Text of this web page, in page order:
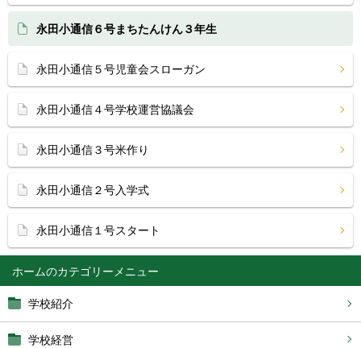
ホーム
学校紹介
学校経営
永田小通信６号まちたんけん３年生
永田小通信５号児童会スローガン
永田小通信４号学校運営協議会
永田小通信３号米作り
永田小通信２号入学式
永田小通信１号スタート